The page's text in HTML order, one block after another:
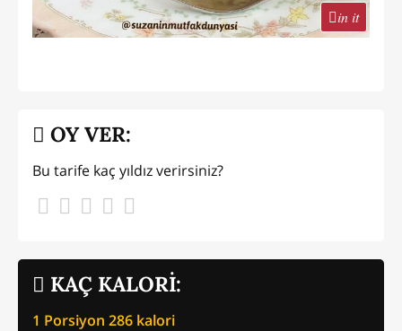
in it
KAÇ KALORİ:
1 Porsiyon 286 kalori
OY VER:
Bu tarife kaç yıldız verirsiniz?